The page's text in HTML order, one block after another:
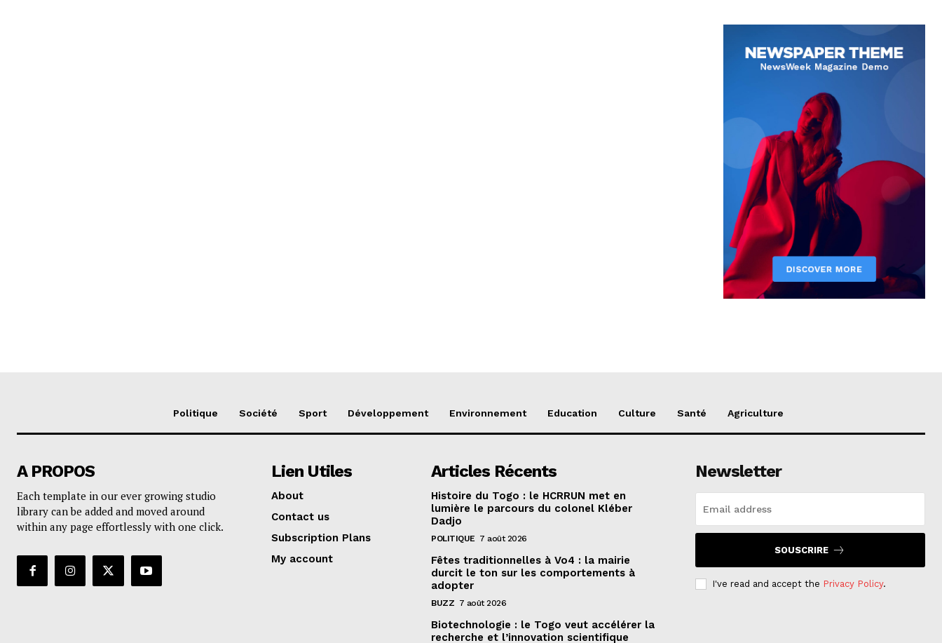
Politique Société Sport Développement Environnement Education Culture Santé Agriculture
A PROPOS
Each template in our ever growing studio
library can be added and moved around
within any page effortlessly with one click.
Lien Utiles
About
Contact us
Subscription Plans
My account
Articles Récents
Histoire du Togo : le HCRRUN met en
lumière le parcours du colonel Kléber
Dadjo
POLITIQUE 7 août 2026
Fêtes traditionnelles à Vo4 : la mairie
durcit le ton sur les comportements à
adopter
BUZZ 7 août 2026
Biotechnologie : le Togo veut accélérer la
recherche et l’innovation scientifique
Newsletter
SOUSCRIRE
I've read and accept the Privacy Policy.